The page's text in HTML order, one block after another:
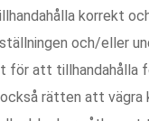
korrekt
och/eller
för att tillhandahålla
rätten att vägra